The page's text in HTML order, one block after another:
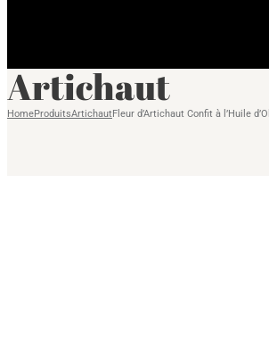
Artichaut
HomeProduitsArtichautFleur d’Artichaut Confit à l’Huile